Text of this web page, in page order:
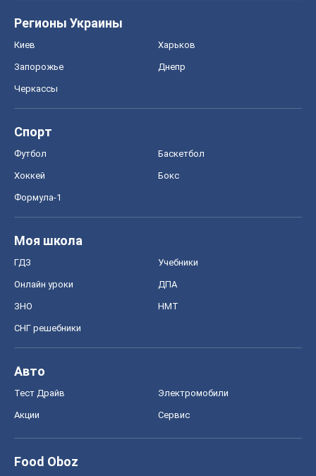
Регионы Украины
Киев Харьков
Запорожье Днепр
Черкассы
Спорт
Футбол Баскетбол
Хоккей Бокс
Формула-1
Моя школа
ГДЗ Учебники
Онлайн уроки ДПА
ЗНО НМТ
СНГ решебники
Авто
Тест Драйв Электромобили
Акции Сервис
Food Oboz